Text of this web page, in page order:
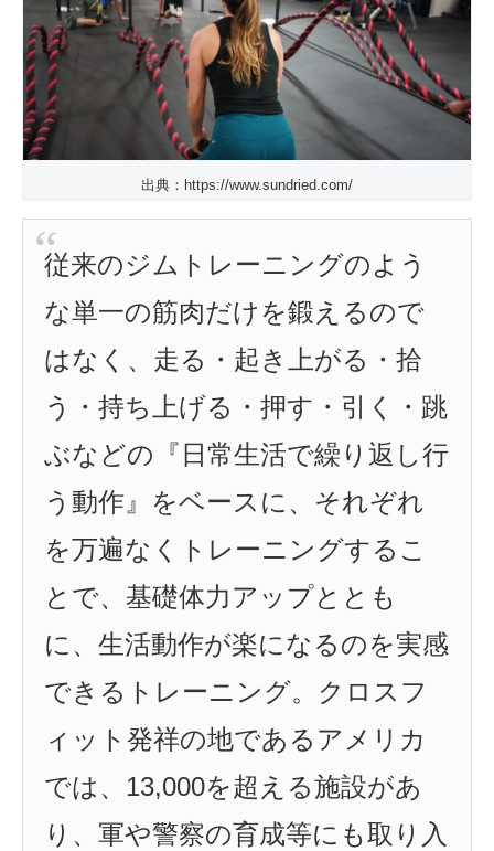
出典：https://www.sundried.com/
従来のジムトレーニングのよう
な単一の筋肉だけを鍛えるので
はなく、走る・起き上がる・拾
う・持ち上げる・押す・引く・跳
ぶなどの『日常生活で繰り返し行
う動作』をベースに、それぞれ
を万遍なくトレーニングするこ
とで、基礎体力アップととも
に、生活動作が楽になるのを実感
できるトレーニング。クロスフ
ィット発祥の地であるアメリカ
では、13,000を超える施設があ
り、軍や警察の育成等にも取り入